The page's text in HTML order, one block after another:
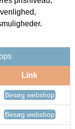
Link
Besøg webshop
Besøg webshop